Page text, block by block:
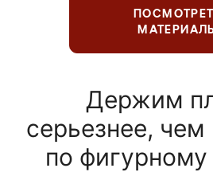
Держим
серьезнее,
по